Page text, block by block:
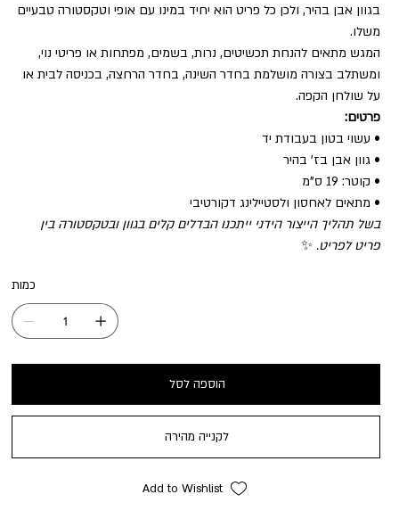
בגוון אבן בהיר, ולכן כל פריט הוא יחיד במינו עם אופי וטקסטורה טבעיים
משלו.
המגש מתאים להנחת תכשיטים, נרות, בשמים, מפתחות או פריטי נוי,
ומשתלב בצורה מושלמת בחדר השינה, בחדר הרחצה, בכניסה לבית או
על שולחן הקפה.
פרטים:
• עשוי בטון בעבודת יד
• גוון אבן בז' בהיר
• קוטר: 19 ס"מ
• מתאים לאחסון ולסטיילינג דקורטיבי
בשל תהליך הייצור הידני ייתכנו הבדלים קלים בגוון ובטקסטורה בין
פריט לפריט.✨
כמות
הוספה לסל
לקנייה מהירה
Add to Wishlist